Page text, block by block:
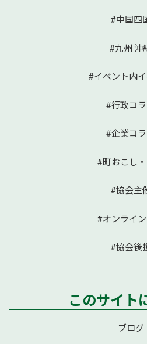
#中国四
#九州 沖
#イベント内
#行政コ
#企業コ
#町おこし
#協会主
#オンライ
#協会後
このサイト
ブログ